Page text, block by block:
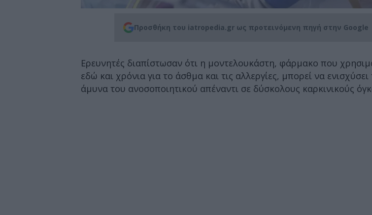
Προσθήκη του iatropedia.gr ως προτεινόμενη πηγή στην Google
Ερευνητές διαπίστωσαν ότι η μοντελουκάστη, φάρμακο που
εδώ και χρόνια για το άσθμα και τις αλλεργίες, μπορεί να ενισχύσει
άμυνα του ανοσοποιητικού απέναντι σε δύσκολους καρκινικούς